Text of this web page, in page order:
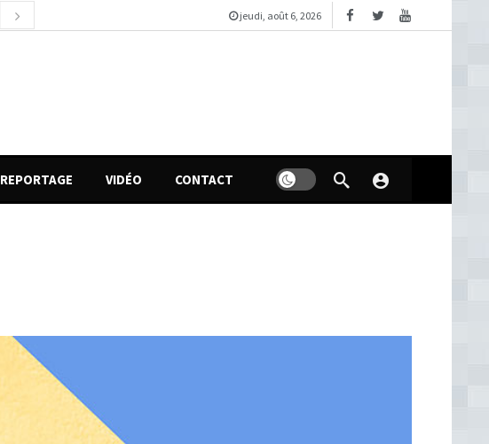
jeudi, août 6, 2026
REPORTAGE VIDÉO CONTACT